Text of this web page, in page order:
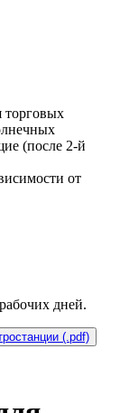
торговых
(после 2-й
от
дней.
(.pdf)